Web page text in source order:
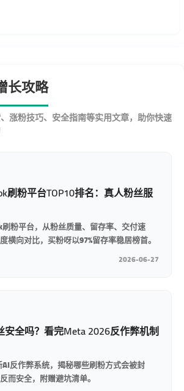
长攻略
涨粉技巧、安全指南等实用文章，助你快速
刷粉平台TOP10排名：真人粉丝服
粉平台，从粉丝质量、留存率、交付速
横向对比，买粉呀以97%留存率稳居榜首。
2026-06-27
安全吗？看完Meta 2026反作弊机制
反作弊系统，揭秘哪些刷粉方式会被封
而安全，附赠避坑清单。